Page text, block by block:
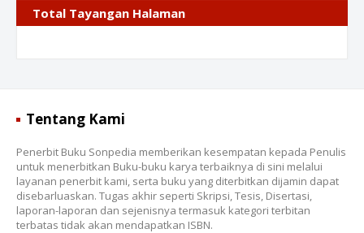
Total Tayangan Halaman
Tentang Kami
Penerbit Buku Sonpedia memberikan kesempatan kepada Penulis
untuk menerbitkan Buku-buku karya terbaiknya di sini melalui
layanan penerbit kami, serta buku yang diterbitkan dijamin dapat
disebarluaskan. Tugas akhir seperti Skripsi, Tesis, Disertasi,
laporan-laporan dan sejenisnya termasuk kategori terbitan
terbatas tidak akan mendapatkan ISBN.